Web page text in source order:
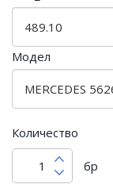
Модел
Количество
бр